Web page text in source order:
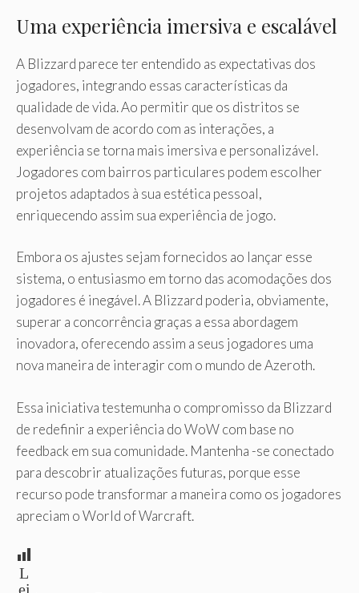
Uma experiência imersiva e escalável
A Blizzard parece ter entendido as expectativas dos
jogadores, integrando essas características da
qualidade de vida. Ao permitir que os distritos se
desenvolvam de acordo com as interações, a
experiência se torna mais imersiva e personalizável.
Jogadores com bairros particulares podem escolher
projetos adaptados à sua estética pessoal,
enriquecendo assim sua experiência de jogo.
Embora os ajustes sejam fornecidos ao lançar esse
sistema, o entusiasmo em torno das acomodações dos
jogadores é inegável. A Blizzard poderia, obviamente,
superar a concorrência graças a essa abordagem
inovadora, oferecendo assim a seus jogadores uma
nova maneira de interagir com o mundo de Azeroth.
Essa iniciativa testemunha o compromisso da Blizzard
de redefinir a experiência do WoW com base no
feedback em sua comunidade. Mantenha -se conectado
para descobrir atualizações futuras, porque esse
recurso pode transformar a maneira como os jogadores
apreciam o World of Warcraft.
L
ei